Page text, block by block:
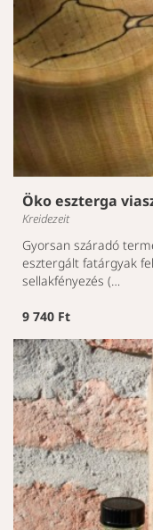
Öko eszterga
Kreidezeit
Gyorsan száradó
esztergált fatárgyak
sellakfényezés (…
9 740 Ft